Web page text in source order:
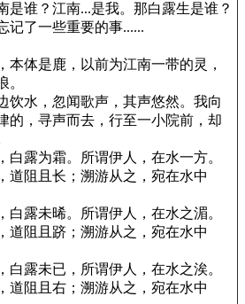
谁？江南...是我。那白露生是谁？
记了一些重要的事......
体是鹿，以前为江南一带的灵，
。
饮水，忽闻歌声，其声悠然。我向
的，寻声而去，行至一小院前，却
露为霜。所谓伊人，在水一方。
道阻且长；溯游从之，宛在水中
露未晞。所谓伊人，在水之湄。
道阻且跻；溯游从之，宛在水中
露未已，所谓伊人，在水之涘。
道阻且右；溯游从之，宛在水中